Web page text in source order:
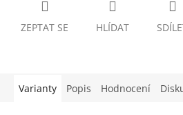
ZEPTAT SE HLÍDAT
Varianty Popis Hodnocení